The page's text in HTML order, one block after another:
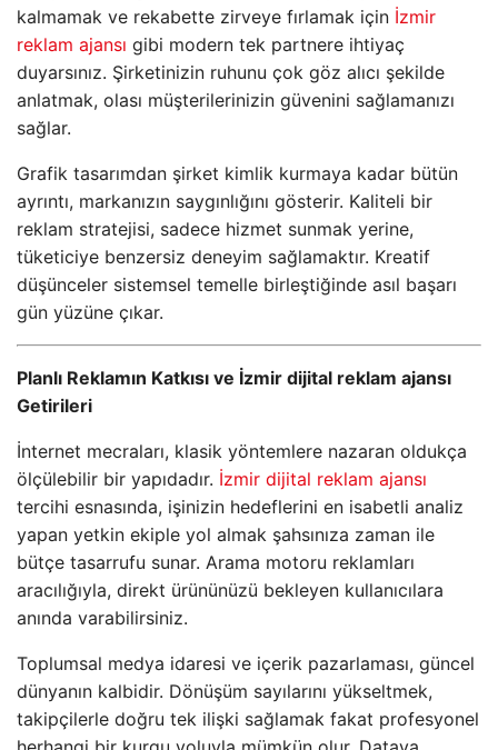
kalmamak ve rekabette zirveye fırlamak için İzmir
reklam ajansı gibi modern tek partnere ihtiyaç
duyarsınız. Şirketinizin ruhunu çok göz alıcı şekilde
anlatmak, olası müşterilerinizin güvenini sağlamanızı
sağlar.
Grafik tasarımdan şirket kimlik kurmaya kadar bütün
ayrıntı, markanızın saygınlığını gösterir. Kaliteli bir
reklam stratejisi, sadece hizmet sunmak yerine,
tüketiciye benzersiz deneyim sağlamaktır. Kreatif
düşünceler sistemsel temelle birleştiğinde asıl başarı
gün yüzüne çıkar.
Planlı Reklamın Katkısı ve İzmir dijital reklam ajansı
Getirileri
İnternet mecraları, klasik yöntemlere nazaran oldukça
ölçülebilir bir yapıdadır. İzmir dijital reklam ajansı
tercihi esnasında, işinizin hedeflerini en isabetli analiz
yapan yetkin ekiple yol almak şahsınıza zaman ile
bütçe tasarrufu sunar. Arama motoru reklamları
aracılığıyla, direkt ürününüzü bekleyen kullanıcılara
anında varabilirsiniz.
Toplumsal medya idaresi ve içerik pazarlaması, güncel
dünyanın kalbidir. Dönüşüm sayılarını yükseltmek,
takipçilerle doğru tek ilişki sağlamak fakat profesyonel